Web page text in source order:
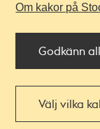
Om kakor på
Godkänn
Välj vilka